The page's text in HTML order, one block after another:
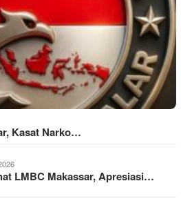
Kasat Narko…
LMBC Makassar, Apresiasi…